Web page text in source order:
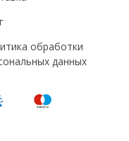
обработки
данных